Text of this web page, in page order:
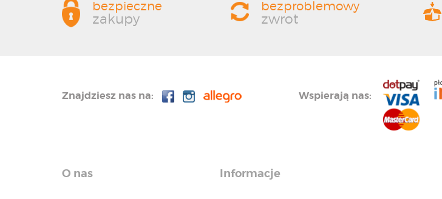
bezpieczne
zakupy
bezproblemowy
zwrot
Wspierają nas:
Znajdziesz nas na:
O nas Informacje